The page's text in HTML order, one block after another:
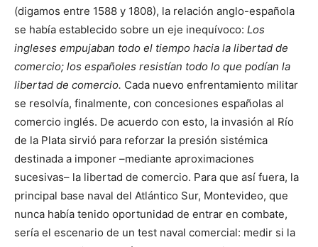
(digamos entre 1588 y 1808), la relación anglo-española
se había establecido sobre un eje inequívoco: Los
ingleses empujaban todo el tiempo hacia la libertad de
comercio; los españoles resistían todo lo que podían la
libertad de comercio. Cada nuevo enfrentamiento militar
se resolvía, finalmente, con concesiones españolas al
comercio inglés. De acuerdo con esto, la invasión al Río
de la Plata sirvió para reforzar la presión sistémica
destinada a imponer –mediante aproximaciones
sucesivas– la libertad de comercio. Para que así fuera, la
principal base naval del Atlántico Sur, Montevideo, que
nunca había tenido oportunidad de entrar en combate,
sería el escenario de un test naval comercial: medir si la